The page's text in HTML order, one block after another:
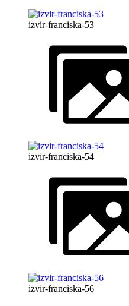
izvir-franciska-53
izvir-franciska-54
izvir-franciska-56